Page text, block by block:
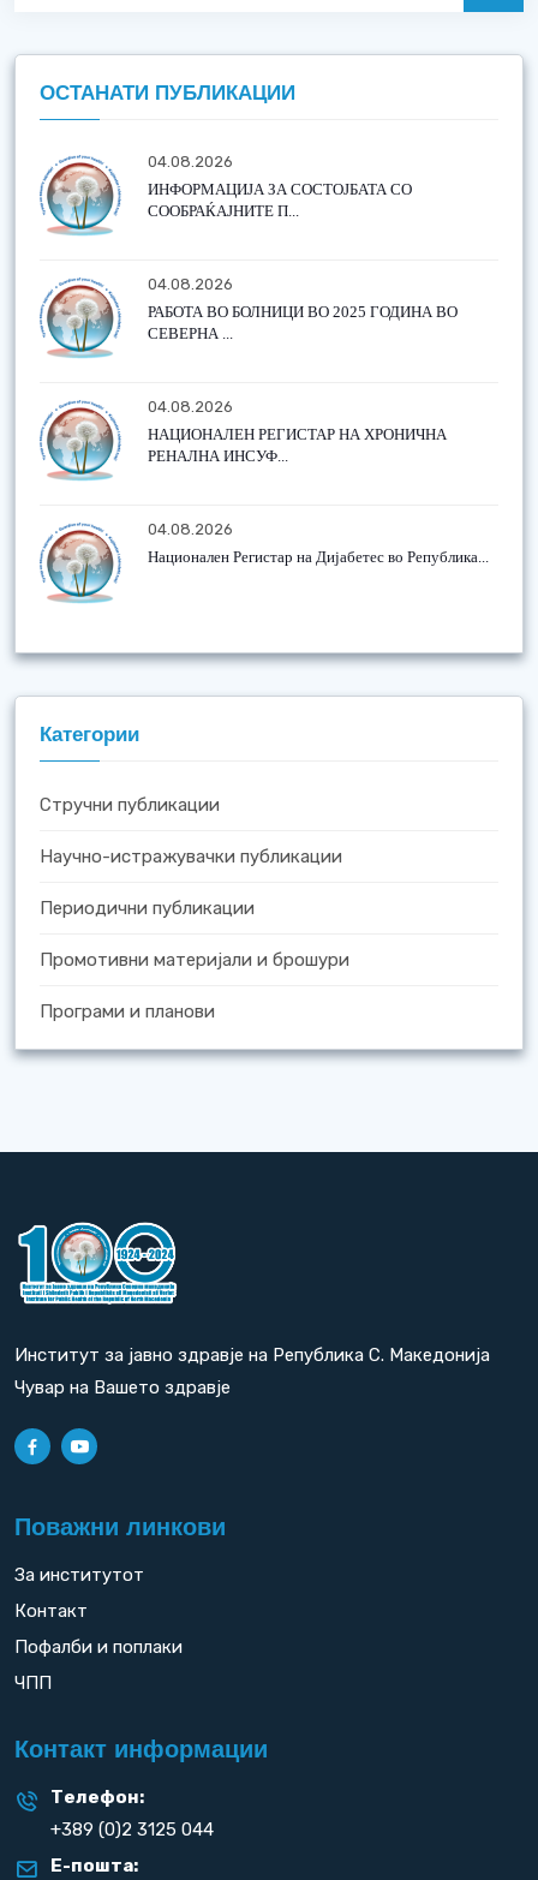
ОСТАНАТИ ПУБЛИКАЦИИ
04.08.2026
ИНФОРМАЦИЈА ЗА СОСТОЈБАТА СО
СООБРАЌАЈНИТЕ П...
04.08.2026
РАБОТА ВО БОЛНИЦИ ВО 2025 ГОДИНА ВО
СЕВЕРНА ...
04.08.2026
НАЦИОНАЛЕН РЕГИСТАР НА ХРОНИЧНА
РЕНАЛНА ИНСУФ...
04.08.2026
Национален Регистар на Дијабетес во Република...
Категории
Стручни публикации
Научно-истражувачки публикации
Периодични публикации
Промотивни материјали и брошури
Програми и планови
Институт за јавно здравје на Република С. Македонија
Чувар на Вашето здравје
Поважни линкови
За институтот
Контакт
Пофалби и поплаки
ЧПП
Контакт информации
Телефон:
+389 (0)2 3125 044
Е-пошта: